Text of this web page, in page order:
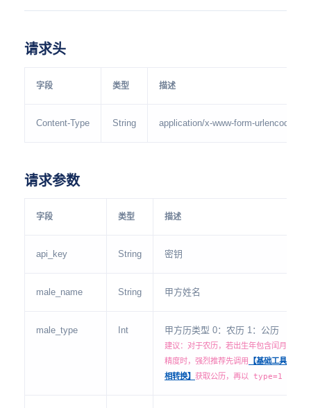
请求头
字段 类型 描述
Content-Type String application/x-www-form-urlencoded
请求参数
字段 类型 描述
api_key String 密钥
male_name String 甲方姓名
male_type Int 甲方历类型 0：农历 1：公历
建议：对于农历，若出生年包含闰月或需
精度时，强烈推荐先调用 【基础工具-阴阳
相转换】 获取公历，再以 type=1 传入。